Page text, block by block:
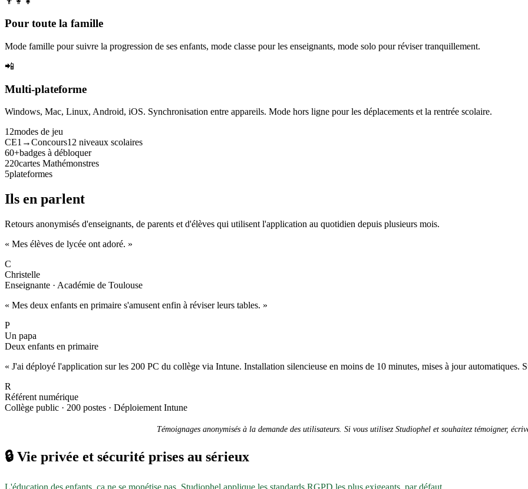
Pour toute la famille
Mode famille pour suivre la progression de ses enfants, mode classe pour les enseignants, mode solo pour réviser tranquillement.
📲
Multi-plateforme
Windows, Mac, Linux, Android, iOS. Synchronisation entre appareils. Mode hors ligne pour les déplacements et la rentrée scolaire.
12modes de jeu
CE1→Concours12 niveaux scolaires
60+badges à débloquer
220cartes Mathémonstres
5plateformes
Ils en parlent
Retours anonymisés d'enseignants, de parents et d'élèves qui utilisent l'application au quotidien depuis plusieurs mois.
« Mes élèves de lycée ont adoré. »
C
Christelle
Enseignante · Académie de Toulouse
« Mes deux enfants en primaire s'amusent enfin à réviser leurs tables. »
P
Un papa
Deux enfants en primaire
« J'ai déployé l'application sur les 200 PC du collège via Intune. Installation silencieuse en moins de 10 minutes, mises à jour automatiques.
R
Référent numérique
Collège public · 200 postes · Déploiement Intune
Témoignages anonymisés à la demande des utilisateurs. Si vous utilisez Studiophel et souhaitez témoigner,
🔒 Vie privée et sécurité prises au sérieux
L'éducation des enfants, ça ne se monétise pas. Studiophel applique les standards RGPD les plus exigeants, par défaut.